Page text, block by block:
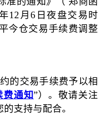
12月6日夜盘交易时
今仓交易手续费调整
的交易手续费予以相
费通知”）。敬请关注
支持与配合。